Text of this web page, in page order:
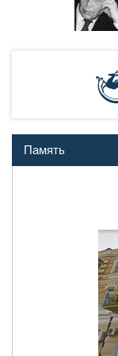
Память